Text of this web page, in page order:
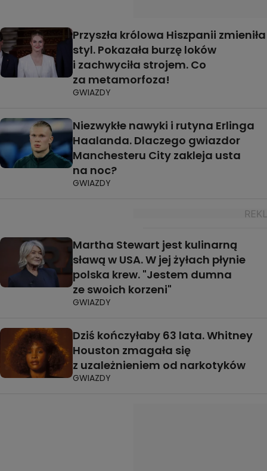
Przyszła królowa Hiszpanii zmieniła
styl. Pokazała burzę loków
i zachwyciła strojem. Co
za metamorfoza!
GWIAZDY
Niezwykłe nawyki i rutyna Erlinga
Haalanda. Dlaczego gwiazdor
Manchesteru City zakleja usta
na noc?
GWIAZDY
Martha Stewart jest kulinarną
sławą w USA. W jej żyłach płynie
polska krew. "Jestem dumna
ze swoich korzeni"
GWIAZDY
Dziś kończyłaby 63 lata. Whitney
Houston zmagała się
z uzależnieniem od narkotyków
GWIAZDY